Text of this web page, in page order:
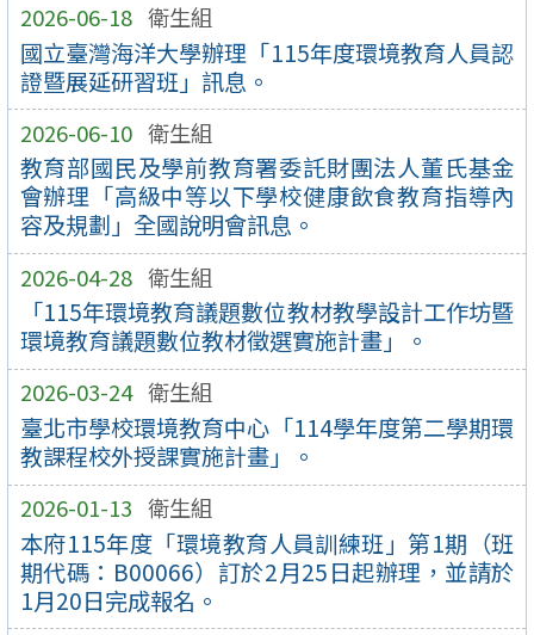
2026-06-18 衛生組
國立臺灣海洋大學辦理「115年度環境教育人員認
證暨展延研習班」訊息。
2026-06-10 衛生組
教育部國民及學前教育署委託財團法人董氏基金
會辦理「高級中等以下學校健康飲食教育指導內
容及規劃」全國說明會訊息。
2026-04-28 衛生組
「115年環境教育議題數位教材教學設計工作坊暨
環境教育議題數位教材徵選實施計畫」。
2026-03-24 衛生組
臺北市學校環境教育中心「114學年度第二學期環
教課程校外授課實施計畫」。
2026-01-13 衛生組
本府115年度「環境教育人員訓練班」第1期（班
期代碼：B00066）訂於2月25日起辦理，並請於
1月20日完成報名。